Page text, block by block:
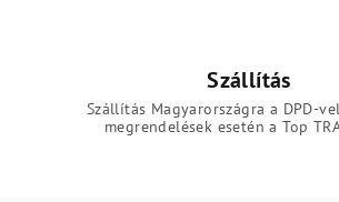
Szállítás
Szállítás Magyarországra a DPD-
megrendelések esetén a Top